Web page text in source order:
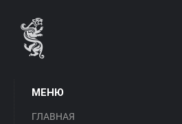
МЕНЮ
ГЛАВНАЯ